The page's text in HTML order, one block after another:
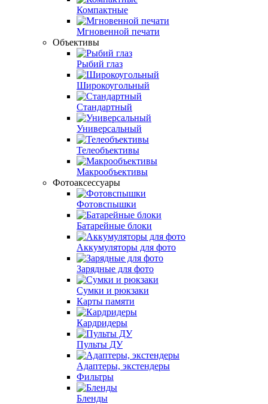
Компактные
Мгновенной печати
Объективы
Рыбий глаз
Широкоугольный
Стандартный
Универсальный
Телеобъективы
Макрообъективы
Фотоаксессуары
Фотовспышки
Батарейные блоки
Аккумуляторы для фото
Зарядные для фото
Сумки и рюкзаки
Карты памяти
Кардридеры
Пульты ДУ
Адаптеры, экстендеры
Фильтры
Бленды